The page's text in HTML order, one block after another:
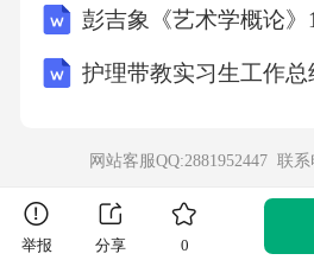
食、缺乏运动等）是慢性病
素。12.C解析思路：现况调
病预防控制的基本策略包括
彭吉象《艺术学概论》
护理带教实习生工作总
网站客服QQ:2881952447 联
举报 分享 0